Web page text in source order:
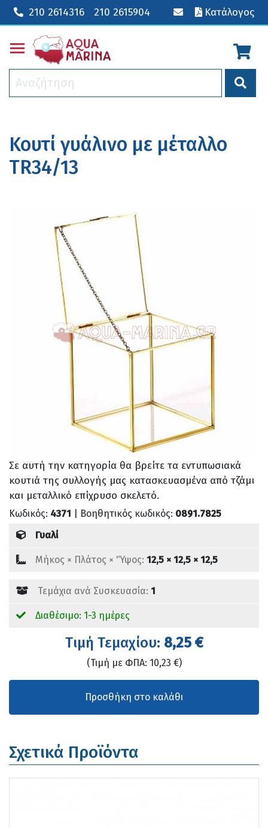
210 2614316 210 2615904 Κατάλογος
Toggle main menu visibility
Κουτί γυάλινο με μέταλλο
TR34/13
Σε αυτή την κατηγορία θα βρείτε τα εντυπωσιακά
κουτιά της συλλογής μας κατασκευασμένα από τζάμι
και μεταλλικό επίχρυσο σκελετό.
Κωδικός: 4371 | Βοηθητικός κωδικός: 0891.7825
Γυαλί
Mήκος × Πλάτος × 'Ύψος: 12,5 × 12,5 × 12,5
Τεμάχια ανά Συσκευασία: 1
Διαθέσιμο: 1-3 ημέρες
Tιμή Τεμαχίου: 8,25 €
(Τιμή με ΦΠΑ: 10,23 €)
Σχετικά Προϊόντα